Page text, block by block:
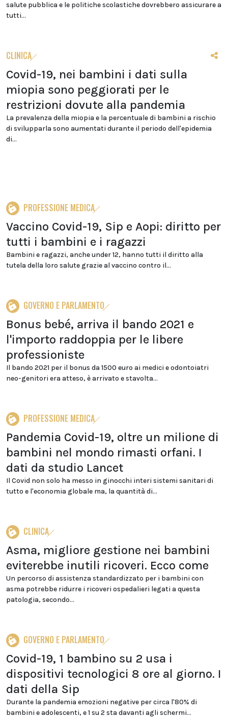
salute pubblica e le politiche scolastiche dovrebbero assicurare a
tutti...
CLINICA
Covid-19, nei bambini i dati sulla
miopia sono peggiorati per le
restrizioni dovute alla pandemia
La prevalenza della miopia e la percentuale di bambini a rischio
di svilupparla sono aumentati durante il periodo dell'epidemia
di...
PROFESSIONE MEDICA
Vaccino Covid-19, Sip e Aopi: diritto per
tutti i bambini e i ragazzi
Bambini e ragazzi, anche under 12, hanno tutti il diritto alla
tutela della loro salute grazie al vaccino contro il...
GOVERNO E PARLAMENTO
Bonus bebé, arriva il bando 2021 e
l'importo raddoppia per le libere
professioniste
Il bando 2021 per il bonus da 1500 euro ai medici e odontoiatri
neo-genitori era atteso, è arrivato e stavolta...
PROFESSIONE MEDICA
Pandemia Covid-19, oltre un milione di
bambini nel mondo rimasti orfani. I
dati da studio Lancet
Il Covid non solo ha messo in ginocchi interi sistemi sanitari di
tutto e l'economia globale ma, la quantità di...
CLINICA
Asma, migliore gestione nei bambini
eviterebbe inutili ricoveri. Ecco come
Un percorso di assistenza standardizzato per i bambini con
asma potrebbe ridurre i ricoveri ospedalieri legati a questa
patologia, secondo...
GOVERNO E PARLAMENTO
Covid-19, 1 bambino su 2 usa i
dispositivi tecnologici 8 ore al giorno. I
dati della Sip
Durante la pandemia emozioni negative per circa l'80% di
bambini e adolescenti, e 1 su 2 sta davanti agli schermi...